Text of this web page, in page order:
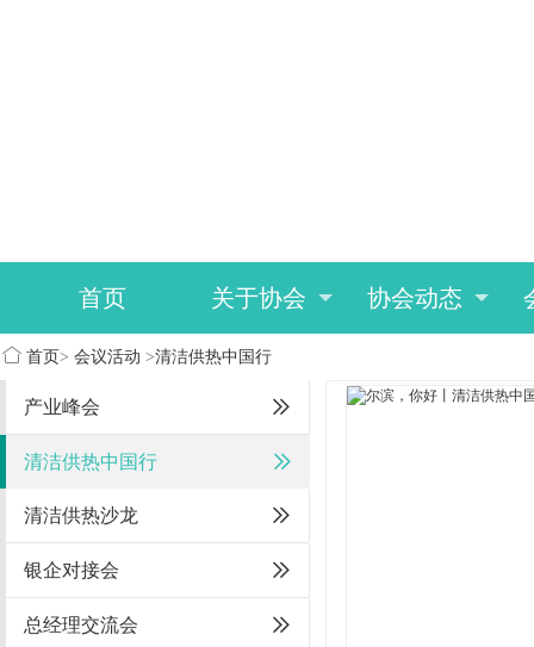
首页 关于协会 协会动态
首页> 会议活动 >清洁供热中国行
产业峰会
清洁供热中国行
清洁供热沙龙
银企对接会
总经理交流会